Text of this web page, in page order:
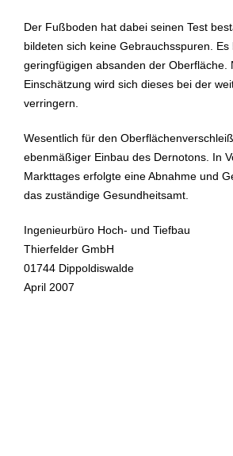
Der Fußboden hat dabei seinen Test
bildeten sich keine Gebrauchsspuren.
geringfügigen absanden der Oberfläche.
Einschätzung wird sich dieses bei der
verringern.
Wesentlich für den
ebenmäßiger Einbau des Dernotons. In
Markttages erfolgte eine Abnahme und
das zuständige Gesundheitsamt.
Ingenieurbüro Hoch- und Tiefbau
Thierfelder GmbH
01744 Dippoldiswalde
April 2007